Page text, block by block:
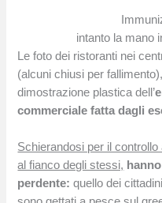
intanto la mano
Le foto dei ristoranti nei
(alcuni chiusi per
dimostrazione plastica dell’
commerciale fatta dagli
Schierandosi per il
al fianco degli stessi,
perdente: quello dei